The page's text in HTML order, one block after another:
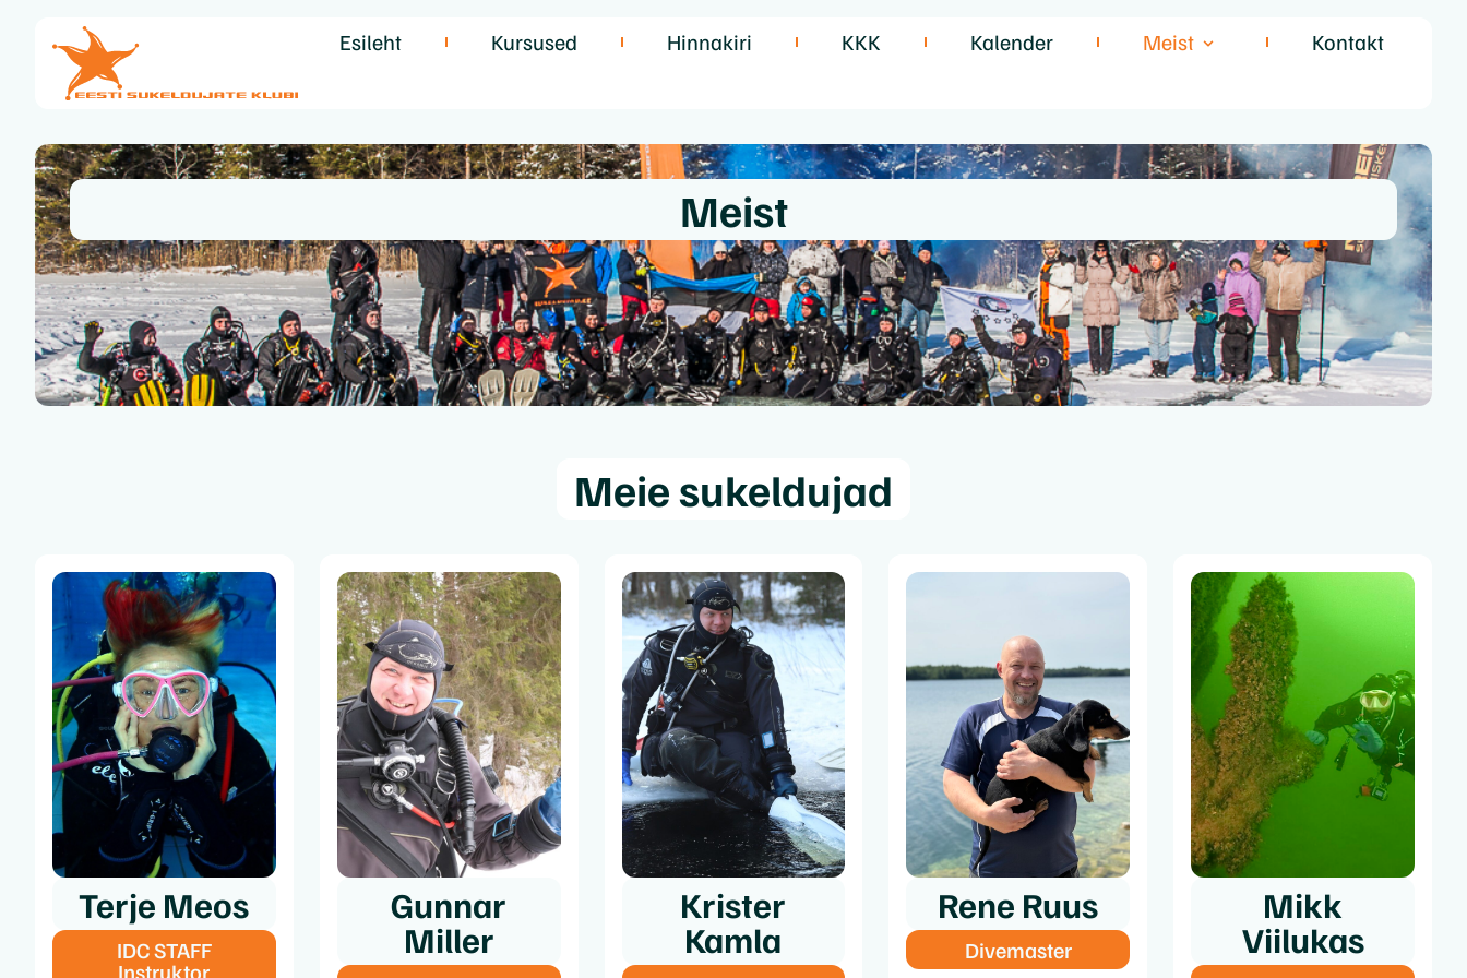
Esileht Kursused Hinnakiri KKK Kalender Meist Kontakt
Meist
Meie sukeldujad
Terje Meos
IDC STAFF
Instruktor
Gunnar
Miller
Krister
Kamla
Rene Ruus
Divemaster
Mikk
Viilukas